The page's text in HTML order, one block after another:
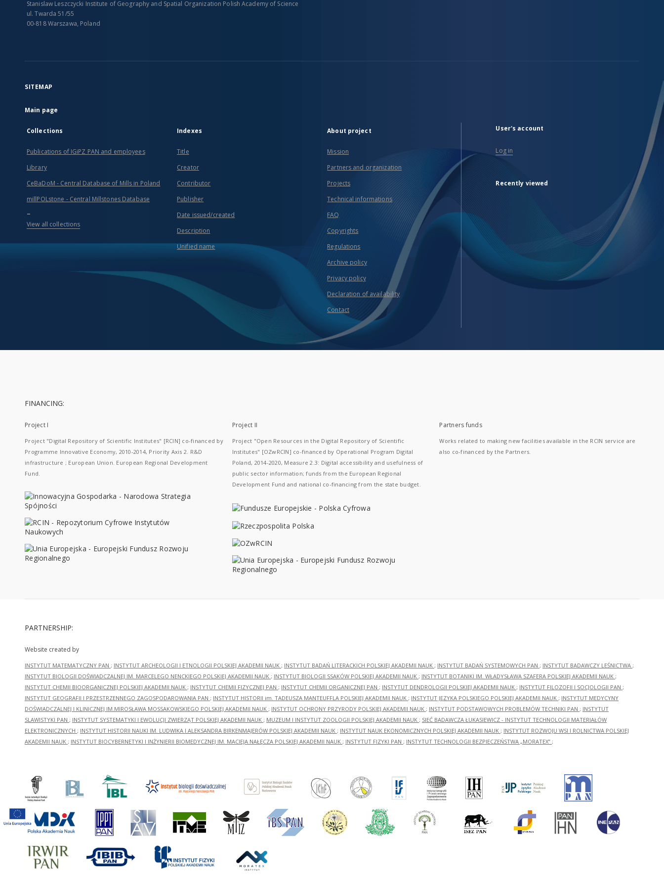
Stanislaw Leszczycki Institute of Geography and Spatial Organization Polish Academy of Science
ul. Twarda 51/55
00-818 Warszawa, Poland
SITEMAP
Main page
Collections
Publications of IGiPZ PAN and employees
Library
CeBaDoM - Central Database of Mills in Poland
millPOLstone - Central Millstones Database
...
View all collections
Indexes
Title
Creator
Contributor
Publisher
Date issued/created
Description
Unified name
About project
Mission
Partners and organization
Projects
Technical informations
FAQ
Copyrights
Regulations
Archive policy
Privacy policy
Declaration of availability
Contact
User's account
Log in
Recently viewed
FINANCING:
Project I
Project "Digital Repository of Scientific Institutes" [RCIN] co-financed by
Programme Innovative Economy, 2010-2014, Priority Axis 2. R&D
infrastructure ; European Union. European Regional Development
Fund.
Project II
Project "Open Resources in the Digital Repository of Scientific
Institutes" [OZwRCIN] co-financed by Operational Program Digital
Poland, 2014-2020, Measure 2.3: Digital accessibility and usefulness of
public sector information; funds from the European Regional
Development Fund and national co-financing from the state budget.
Partners funds
Works related to making new facilities available in the RCIN service are
also co-financed by the Partners.
PARTNERSHIP:
Website created by
INSTYTUT MATEMATYCZNY PAN ; INSTYTUT ARCHEOLOGII I ETNOLOGII POLSKIEJ AKADEMII NAUK ; INSTYTUT BADAŃ LITERACKICH POLSKIEJ AKADEMII NAUK ; INSTYTUT BADAŃ SYSTEMOWYCH PAN ; INSTYTUT BADAWCZY LEŚNICTWA ;
INSTYTUT BIOLOGII DOŚWIADCZALNEJ IM. MARCELEGO NENCKIEGO POLSKIEJ AKADEMII NAUK ; INSTYTUT BIOLOGII SSAKÓW POLSKIEJ AKADEMII NAUK ; INSTYTUT BOTANIKI IM. WŁADYSŁAWA SZAFERA POLSKIEJ AKADEMII NAUK ;
INSTYTUT CHEMII BIOORGANICZNEJ POLSKIEJ AKADEMII NAUK ; INSTYTUT CHEMII FIZYCZNEJ PAN ; INSTYTUT CHEMII ORGANICZNEJ PAN ; INSTYTUT DENDROLOGII POLSKIEJ AKADEMII NAUK ; INSTYTUT FILOZOFII I SOCJOLOGII PAN ;
INSTYTUT GEOGRAFII I PRZESTRZENNEGO ZAGOSPODAROWANIA PAN ; INSTYTUT HISTORII im. TADEUSZA MANTEUFFLA POLSKIEJ AKADEMII NAUK ; INSTYTUT JĘZYKA POLSKIEGO POLSKIEJ AKADEMII NAUK ; INSTYTUT MEDYCYNY
DOŚWIADCZALNEJ I KLINICZNEJ IM.MIROSŁAWA MOSSAKOWSKIEGO POLSKIEJ AKADEMII NAUK ; INSTYTUT OCHRONY PRZYRODY POLSKIEJ AKADEMII NAUK ; INSTYTUT PODSTAWOWYCH PROBLEMÓW TECHNIKI PAN ; INSTYTUT
SLAWISTYKI PAN ; INSTYTUT SYSTEMATYKI I EWOLUCJI ZWIERZĄT POLSKIEJ AKADEMII NAUK ; MUZEUM I INSTYTUT ZOOLOGII POLSKIEJ AKADEMII NAUK ; SIEĆ BADAWCZA ŁUKASIEWICZ - INSTYTUT TECHNOLOGII MATERIAŁÓW
ELEKTRONICZNYCH ; INSTYTUT HISTORII NAUKI IM. LUDWIKA I ALEKSANDRA BIRKENMAJERÓW POLSKIEJ AKADEMII NAUK ; INSTYTUT NAUK EKONOMICZNYCH POLSKIEJ AKADEMII NAUK ; INSTYTUT ROZWOJU WSI I ROLNICTWA POLSKIEJ
AKADEMII NAUK ; INSTYTUT BIOCYBERNETYKI I INŻYNIERII BIOMEDYCZNEJ IM. MACIEJA NAŁĘCZA POLSKIEJ AKADEMII NAUK ; INSTYTUT FIZYKI PAN ; INSTYTUT TECHNOLOGII BEZPIECZEŃSTWA „MORATEX” ;